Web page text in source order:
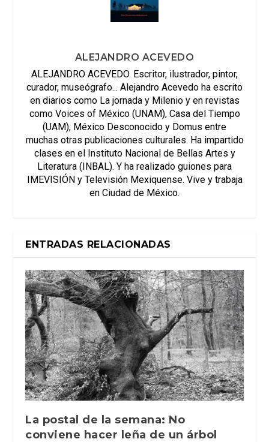
ALEJANDRO ACEVEDO
ALEJANDRO ACEVEDO. Escritor, ilustrador, pintor,
curador, museógrafo... Alejandro Acevedo ha escrito
en diarios como La jornada y Milenio y en revistas
como Voices of México (UNAM), Casa del Tiempo
(UAM), México Desconocido y Domus entre
muchas otras publicaciones culturales. Ha impartido
clases en el Instituto Nacional de Bellas Artes y
Literatura (INBAL). Y ha realizado guiones para
IMEVISIÓN y Televisión Mexiquense. Vive y trabaja
en Ciudad de México.
ENTRADAS RELACIONADAS
La postal de la semana: No
conviene hacer leña de un árbol